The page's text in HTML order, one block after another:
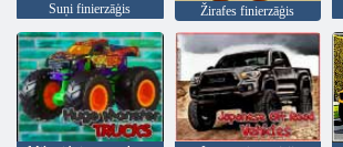
Suņi finierzāģis Žirafes finierzāģis